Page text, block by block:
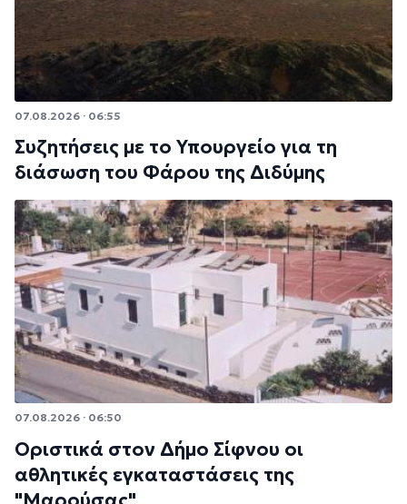
07.08.2026 · 06:55
Συζητήσεις με το Υπουργείο για τη
διάσωση του Φάρου της Διδύμης
07.08.2026 · 06:50
Οριστικά στον Δήμο Σίφνου οι
αθλητικές εγκαταστάσεις της